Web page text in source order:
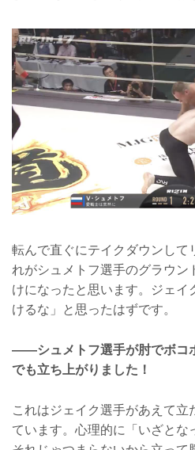
転んで直ぐにテイクダウンして
れがシュメトフ選手のグラウン
けになったと思います。ジェイ
けるな」と思ったはずです。
――シュメトフ選手が肘でボコ
でも立ち上がりました！
これはジェイク選手があえて立
ています。心理的に「いざとな